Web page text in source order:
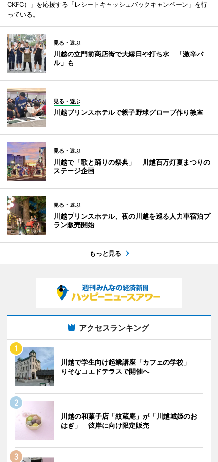
CKFC）」を応援する「レシートキャッシュバックキャンペーン」を行
っている。
見る・遊ぶ
川越の立門前商店街で大縁日や打ち水 「激辛バ
ル」も
見る・遊ぶ
川越プリンスホテルで親子野球グローブ作り教室
見る・遊ぶ
川越で「歌と踊りの祭典」 川越百万灯夏まつりの
ステージ企画
見る・遊ぶ
川越プリンスホテル、夜の川越を巡る人力車宿泊プ
ラン販売開始
もっと見る
アクセスランキング
川越で学生向け起業講座「カフェの学校」
りそなコエドテラスで開催へ
川越の和菓子店「紋蔵庵」が「川越城姫のお
はぎ」 彼岸に向け限定販売